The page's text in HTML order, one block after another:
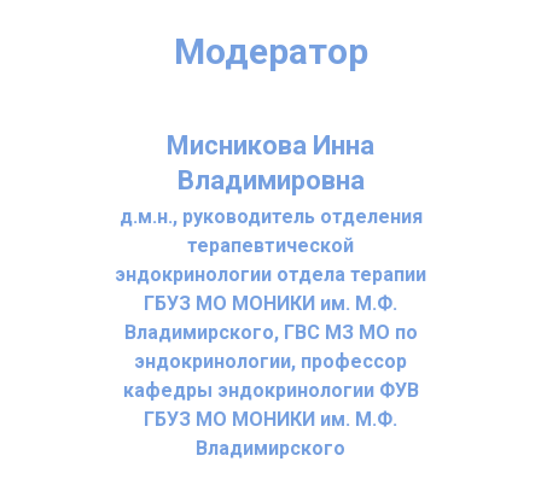
Модератор
Мисникова Инна
Владимировна
д.м.н., руководитель отделения
терапевтической
эндокринологии отдела терапии
ГБУЗ МО МОНИКИ им. М.Ф.
Владимирского, ГВС МЗ МО по
эндокринологии, профессор
кафедры эндокринологии ФУВ
ГБУЗ МО МОНИКИ им. М.Ф.
Владимирского